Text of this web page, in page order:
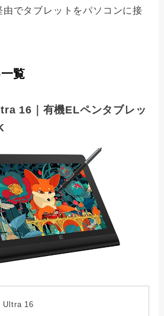
でタブレットをパソコンに接
覧
16｜有機ELペンタブレッ
Ultra 16